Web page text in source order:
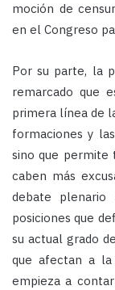
moción de
en el Congreso
Por su parte, la
remarcado que
primera línea de
formaciones y
sino que permite
caben más
debate plenario
posiciones que
su actual grado
que afectan a la
empieza a